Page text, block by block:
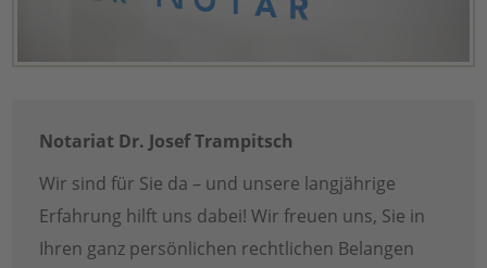
Notariat Dr. Josef Trampitsch
Wir sind für Sie da – und unsere langjährige
Erfahrung hilft uns dabei! Wir freuen uns, Sie in
Ihren ganz persönlichen rechtlichen Belangen